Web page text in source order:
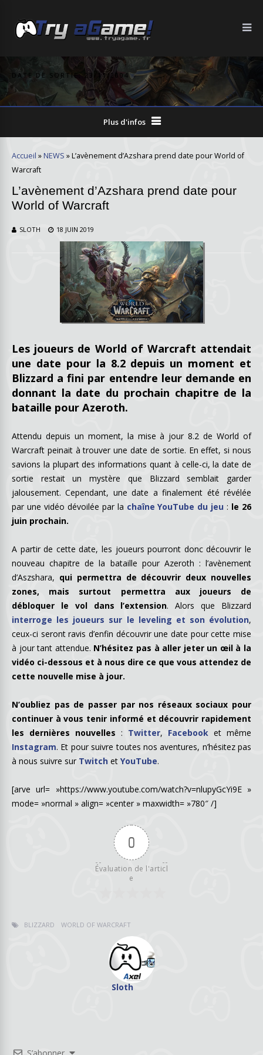
DATE DE SORTIE: 23/11/2004
Plus d'infos
Accueil » NEWS »L’avènement d’Azshara prend date pour World of
Warcraft
L’avènement d’Azshara prend date pour
World of Warcraft
SLOTH 18 JUIN 2019
Les joueurs de World of Warcraft attendait
une date pour la 8.2 depuis un moment et
Blizzard a fini par entendre leur demande en
donnant la date du prochain chapitre de la
bataille pour Azeroth.
Attendu depuis un moment, la mise à jour 8.2 de World of
Warcraft peinait à trouver une date de sortie. En effet, si nous
savions la plupart des informations quant à celle-ci, la date de
sortie restait un mystère que Blizzard semblait garder
jalousement. Cependant, une date a finalement été révélée
par une vidéo dévoilée par la chaîne YouTube du jeu : le 26
juin prochain.
A partir de cette date, les joueurs pourront donc découvrir le
nouveau chapitre de la bataille pour Azeroth : l’avènement
d’Aszshara, qui permettra de découvrir deux nouvelles
zones, mais surtout permettra aux joueurs de
débloquer le vol dans l’extension. Alors que Blizzard
interroge les joueurs sur le leveling et son évolution,
ceux-ci seront ravis d’enfin découvrir une date pour cette mise
à jour tant attendue. N’hésitez pas à aller jeter un œil à la
vidéo ci-dessous et à nous dire ce que vous attendez de
cette nouvelle mise à jour.
N’oubliez pas de passer par nos réseaux sociaux pour
continuer à vous tenir informé et découvrir rapidement
les dernières nouvelles : Twitter, Facebook et même
Instagram. Et pour suivre toutes nos aventures, n’hésitez pas
à nous suivre sur Twitch et YouTube.
[arve url= »https://www.youtube.com/watch?v=nlupyGcYi9E »
mode= »normal » align= »center » maxwidth= »780″ /]
0
Évaluation de l'articl
e
BLIZZARD WORLD OF WARCRAFT
Sloth